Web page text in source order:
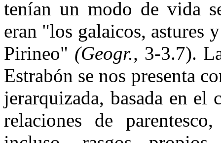
tenían un modo de vida
eran "los galaicos, astures
Pirineo" (Geogr., 3-3.7).
Estrabón se nos presenta
je­rarquizada, basada en
rela­ciones de